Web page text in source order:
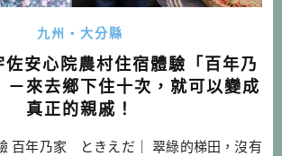
九州・大分縣
安心院農村住宿體驗「百年乃
－來去鄉下住十次，就可以變成
真正的親戚！
百年乃家 ときえだ｜ 翠綠的梯田，沒有